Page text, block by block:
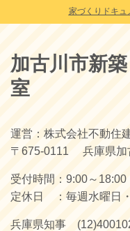
家づくりドキュ
加古川市新
室
運営：株式会社不動住
〒675-0111 兵庫県加
受付時間：9:00～18:00
定休日 ： 毎週水曜日
兵庫県知事